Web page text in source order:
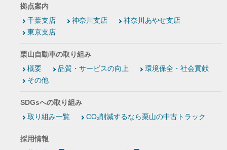
拠点案内
千葉支店
神奈川支店
神奈川あやせ支店
東京支店
栗山自動車の取り組み
概要
品質・サービスの向上
環境保全・社会貢献
その他
SDGsへの取り組み
取り組み一覧
CO₂削減するなら栗山の中古トラック
採用情報